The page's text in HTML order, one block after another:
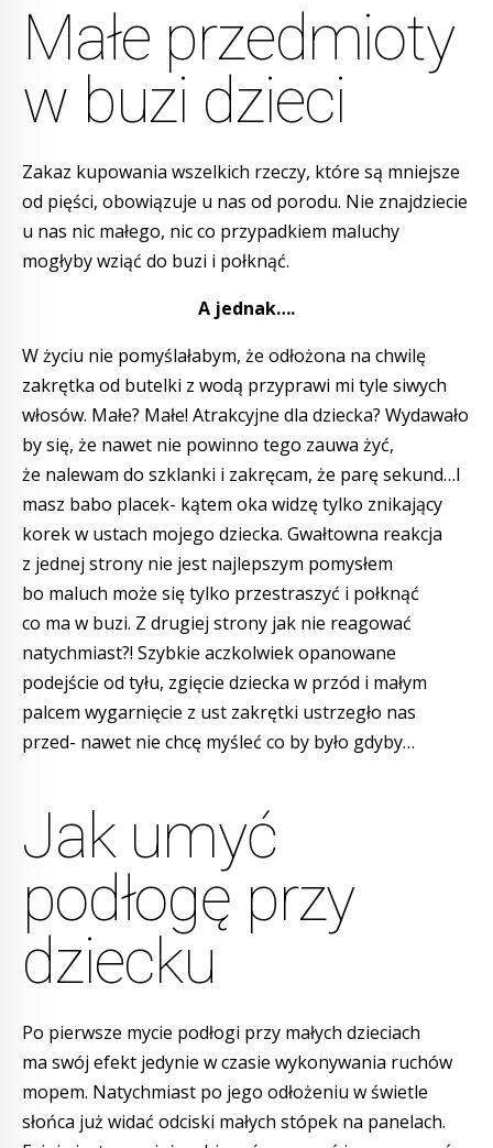
Małe przedmioty
w buzi dzieci
Zakaz kupowania wszelkich rzeczy, które są mniejsze
od pięści, obowiązuje u nas od porodu. Nie znajdziecie
u nas nic małego, nic co przypadkiem maluchy
mogłyby wziąć do buzi i połknąć.
A jednak….
W życiu nie pomyślałabym, że odłożona na chwilę
zakrętka od butelki z wodą przyprawi mi tyle siwych
włosów. Małe? Małe! Atrakcyjne dla dziecka? Wydawało
by się, że nawet nie powinno tego zauwa żyć,
że nalewam do szklanki i zakręcam, że parę sekund…I
masz babo placek- kątem oka widzę tylko znikający
korek w ustach mojego dziecka. Gwałtowna reakcja
z jednej strony nie jest najlepszym pomysłem
bo maluch może się tylko przestraszyć i połknąć
co ma w buzi. Z drugiej strony jak nie reagować
natychmiast?! Szybkie aczkolwiek opanowane
podejście od tyłu, zgięcie dziecka w przód i małym
palcem wygarnięcie z ust zakrętki ustrzegło nas
przed- nawet nie chcę myśleć co by było gdyby…
Jak umyć
podłogę przy
dziecku
Po pierwsze mycie podłogi przy małych dzieciach
ma swój efekt jedynie w czasie wykonywania ruchów
mopem. Natychmiast po jego odłożeniu w świetle
słońca już widać odciski małych stópek na panelach.